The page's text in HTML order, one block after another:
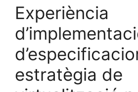
Experiència
estratègia de